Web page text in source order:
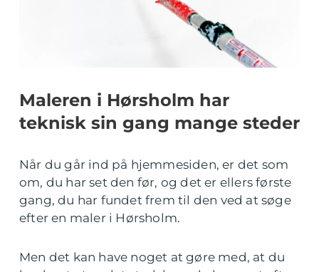
Maleren i Hørsholm har
teknisk sin gang mange steder
Når du går ind på hjemmesiden, er det som
om, du har set den før, og det er ellers første
gang, du har fundet frem til den ved at søge
efter en maler i Hørsholm.
Men det kan have noget at gøre med, at du